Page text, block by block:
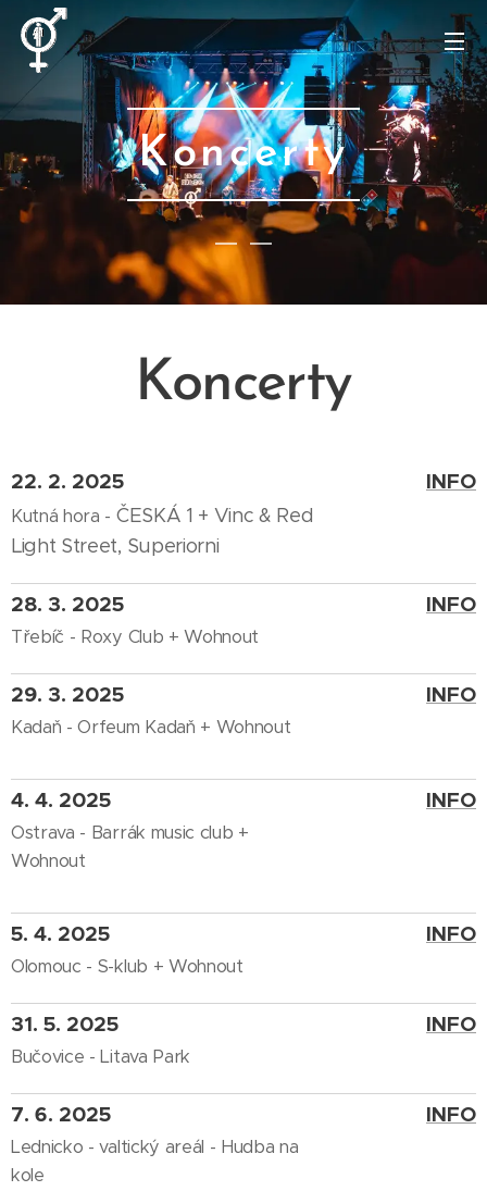
Koncerty
Koncerty
22. 2. 2025
Kutná hora - ČESKÁ 1 + Vinc & Red
Light Street, Superiorni
INFO
28. 3. 2025
Třebíč - Roxy Club + Wohnout
INFO
29. 3. 2025
Kadaň - Orfeum Kadaň + Wohnout
INFO
4. 4. 2025
Ostrava - Barrák music club +
Wohnout
INFO
5. 4. 2025
Olomouc - S-klub + Wohnout
INFO
31. 5. 2025
Bučovice - Litava Park
INFO
7. 6. 2025
Lednicko - valtický areál - Hudba na
kole
INFO